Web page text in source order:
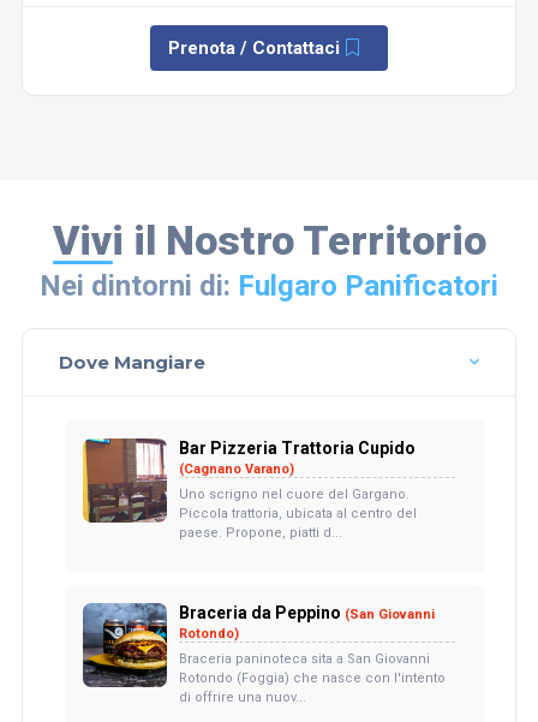
Prenota / Contattaci
Vivi il Nostro Territorio
Nei dintorni di: Fulgaro Panificatori
Dove Mangiare
Bar Pizzeria Trattoria Cupido
(Cagnano Varano)
Uno scrigno nel cuore del Gargano.
Piccola trattoria, ubicata al centro del
paese. Propone, piatti d...
Braceria da Peppino (San Giovanni
Rotondo)
Braceria paninoteca sita a San Giovanni
Rotondo (Foggia) che nasce con l'intento
di offrire una nuov...